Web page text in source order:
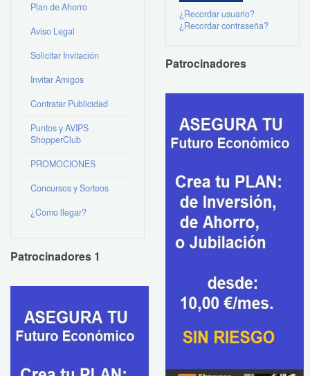
Plan de Ahorro
Aviso Legal
Solicitar Invitación
Invitar Amigos
Contratar Publicidad
Puntos y AVIPS
ShopperClub
PROMOCIONES
Concursos y Sorteos
¿Como llegar?
Patrocinadores 1
¿Recordar usuario?
¿Recordar contraseña?
Patrocinadores